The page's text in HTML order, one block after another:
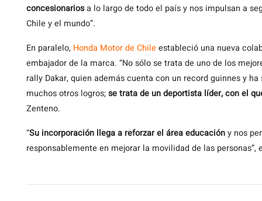
concesionariosa lo largo de todo el país y nos impulsan a
Chile y el mundo”.
En paralelo, Honda Motor de Chile estableció una nueva
embajador de la marca. “No sólo se trata de uno de los
rally Dakar, quien además cuenta con un record guinnes y
muchos otros logros;se trata de un deportista líder, con el
Zenteno.
“Su incorporación llega a reforzar el área educacióny nos
responsablemente en mejorar la movilidad de las personas”,